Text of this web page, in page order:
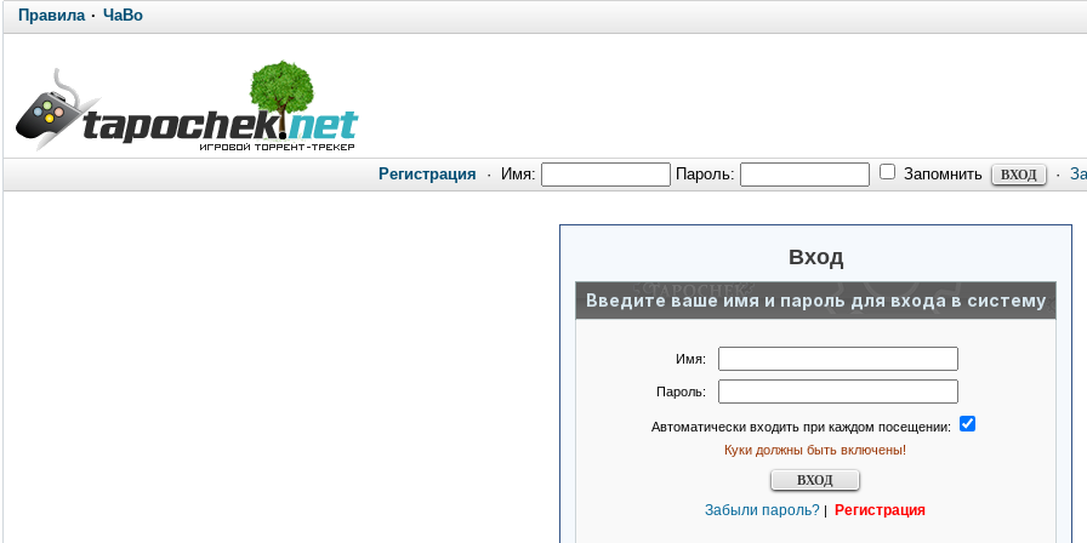
Правила· ЧаВо
Регистрация · Имя: Пароль: Запомнить ·
Вход
Введите ваше имя и пароль для входа в систему
Имя:
Пароль:
Автоматически входить при каждом посещении:
Куки должны быть включены!
Забыли пароль? | Регистрация